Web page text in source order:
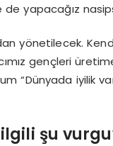
yapacağız
yönetilecek.
gençleri
“Dünyada iyilik
şu